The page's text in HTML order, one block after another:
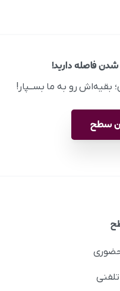
رو به ما بســپار!
سطح